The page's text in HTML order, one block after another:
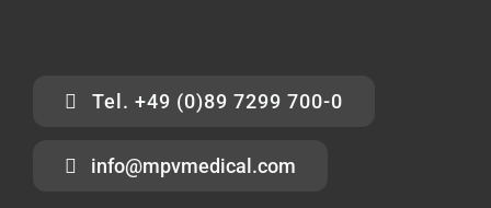
Tel. +49 (0)89 7299 700-0
info@mpvmedical.com